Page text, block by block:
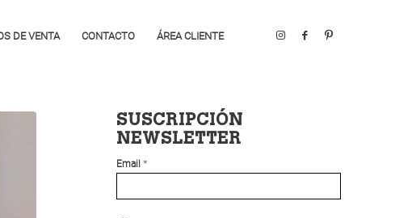
DE VENTA CONTACTO ÁREA CLIENTE
SUSCRIPCIÓN
NEWSLETTER
Email*